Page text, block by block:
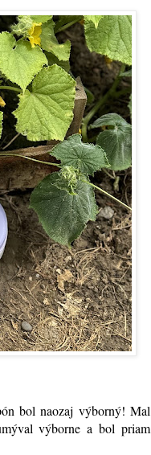
bol naozaj výborný! Mal
výborne a bol priam